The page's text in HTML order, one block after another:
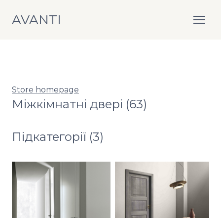
AVANTI
Store homepage
Міжкімнатні двері (63)
Підкатегорії (3)